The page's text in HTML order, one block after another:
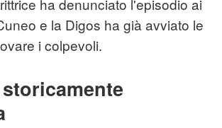
ha denunciato l'episodio ai
e la Digos ha già avviato le
i colpevoli.